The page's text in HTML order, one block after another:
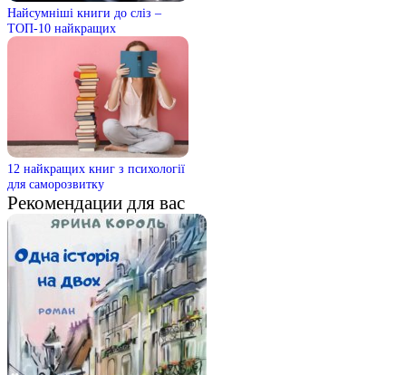
Найсумніші книги до сліз –
ТОП-10 найкращих
12 найкращих книг з психології
для саморозвитку
Рекомендации для вас